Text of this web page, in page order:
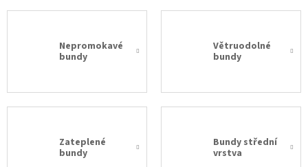
Nepromokavé
bundy
Větruodolné
bundy
Zateplené
bundy
Bundy střední
vrstva